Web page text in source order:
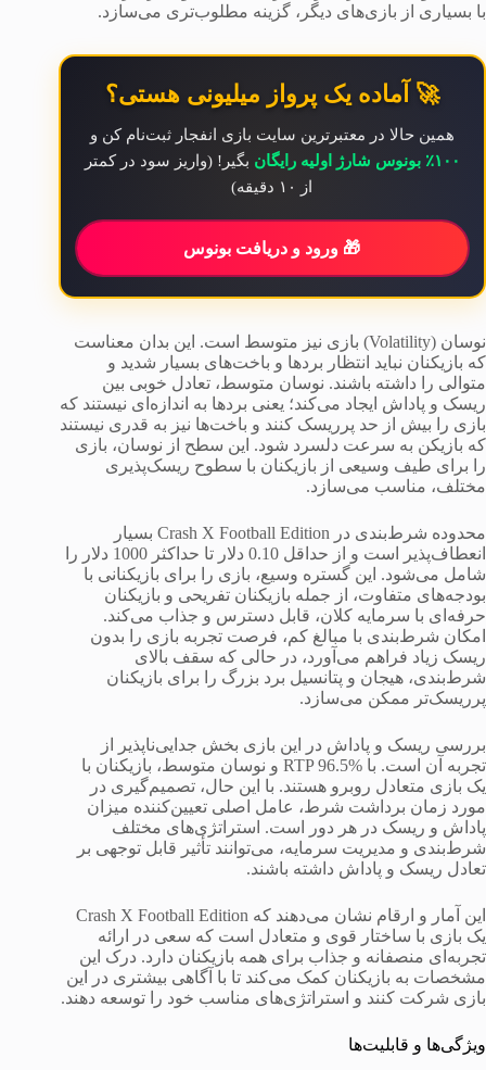
با بسیاری از بازی‌های دیگر، گزینه مطلوب‌تری می‌سازد.
🚀 آماده یک پرواز میلیونی هستی؟
همین حالا در معتبرترین سایت بازی انفجار ثبت‌نام کن و
۱۰۰٪ بونوس شارژ اولیه رایگان
بگیر! (واریز سود در کمتر
از ۱۰ دقیقه)
🎁 ورود و دریافت بونوس
نوسان (Volatility) بازی نیز متوسط است. این بدان معناست
که بازیکنان نباید انتظار بردها و باخت‌های بسیار شدید و
متوالی را داشته باشند. نوسان متوسط، تعادل خوبی بین
ریسک و پاداش ایجاد می‌کند؛ یعنی بردها به اندازه‌ای نیستند که
بازی را بیش از حد پرریسک کنند و باخت‌ها نیز به قدری نیستند
که بازیکن به سرعت دلسرد شود. این سطح از نوسان، بازی
را برای طیف وسیعی از بازیکنان با سطوح ریسک‌پذیری
مختلف، مناسب می‌سازد.
محدوده شرط‌بندی در Crash X Football Edition بسیار
انعطاف‌پذیر است و از حداقل 0.10 دلار تا حداکثر 1000 دلار را
شامل می‌شود. این گستره وسیع، بازی را برای بازیکنانی با
بودجه‌های متفاوت، از جمله بازیکنان تفریحی و بازیکنان
حرفه‌ای با سرمایه کلان، قابل دسترس و جذاب می‌کند.
امکان شرط‌بندی با مبالغ کم، فرصت تجربه بازی را بدون
ریسک زیاد فراهم می‌آورد، در حالی که سقف بالای
شرط‌بندی، هیجان و پتانسیل برد بزرگ را برای بازیکنان
پرریسک‌تر ممکن می‌سازد.
بررسی ریسک و پاداش در این بازی بخش جدایی‌ناپذیر از
تجربه آن است. با RTP 96.5% و نوسان متوسط، بازیکنان با
یک بازی متعادل روبرو هستند. با این حال، تصمیم‌گیری در
مورد زمان برداشت شرط، عامل اصلی تعیین‌کننده میزان
پاداش و ریسک در هر دور است. استراتژی‌های مختلف
شرط‌بندی و مدیریت سرمایه، می‌توانند تأثیر قابل توجهی بر
تعادل ریسک و پاداش داشته باشند.
این آمار و ارقام نشان می‌دهند که Crash X Football Edition
یک بازی با ساختار قوی و متعادل است که سعی در ارائه
تجربه‌ای منصفانه و جذاب برای همه بازیکنان دارد. درک این
مشخصات به بازیکنان کمک می‌کند تا با آگاهی بیشتری در این
بازی شرکت کنند و استراتژی‌های مناسب خود را توسعه دهند.
ویژگی‌ها و قابلیت‌ها